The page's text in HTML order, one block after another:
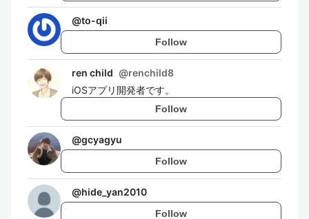
@to-qii
Follow
ren child @renchild8
iOSアプリ開発者です。
Follow
@gcyagyu
Follow
@hide_yan2010
Follow